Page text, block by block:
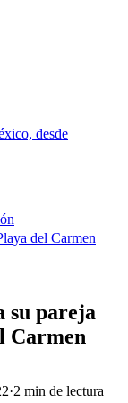
desde
del Carmen
su pareja
Carmen
·2 min de lectura